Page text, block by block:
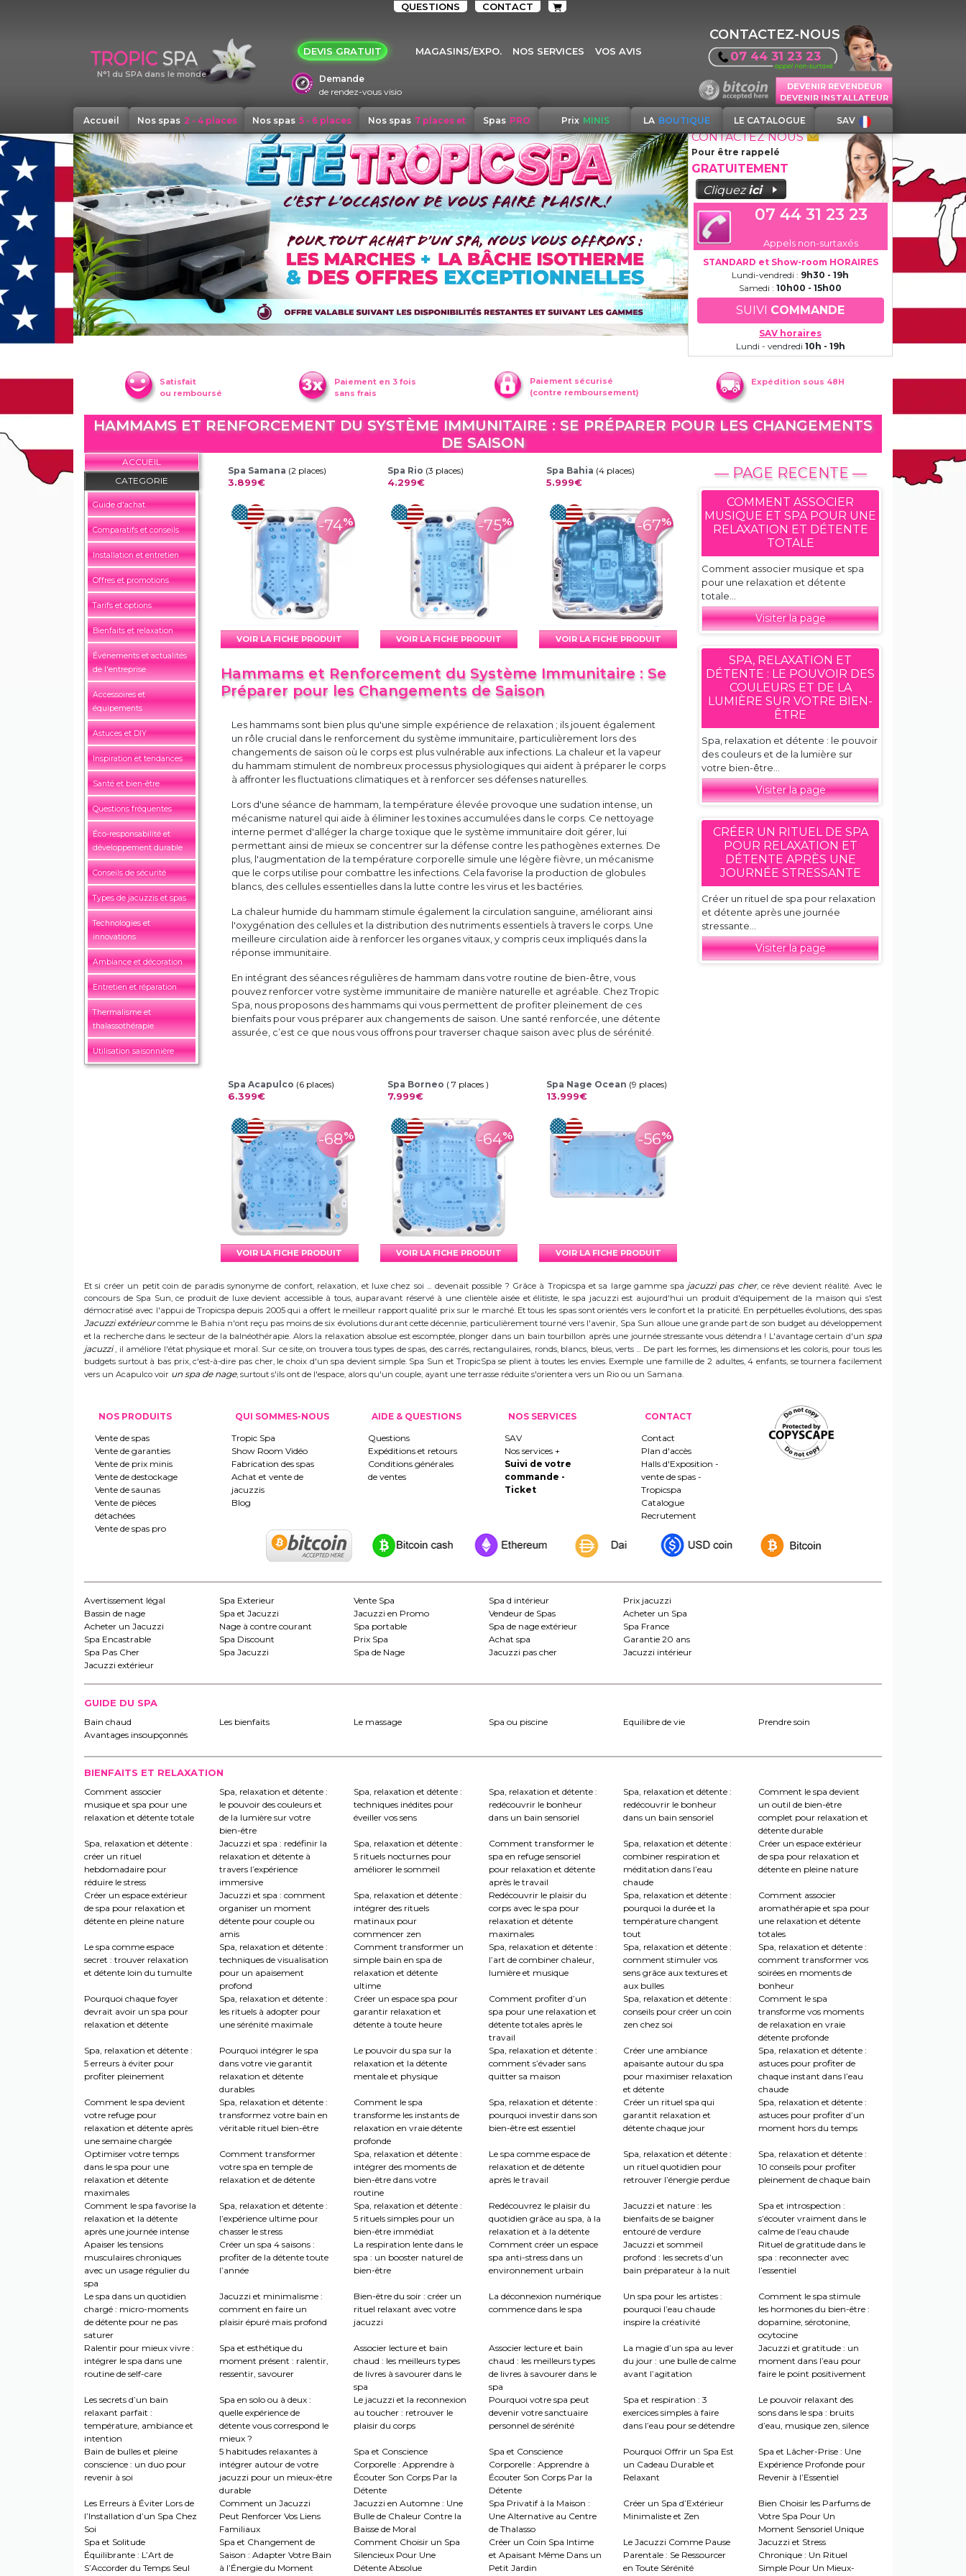
QUESTIONS CONTACT
N°1 du SPA dans le monde
DEVIS GRATUIT MAGASINS/EXPO. NOS SERVICES VOS AVIS
Demande
de rendez-vous visio
CONTACTEZ-NOUS
07 44 31 23 23
DEVENIR REVENDEUR
DEVENIR INSTALLATEUR
Accueil Nos spas 2 - 4 places Nos spas 5 - 6 places Nos spas 7 places et
+
Spas PRO Prix MINIS LA BOUTIQUE LE CATALOGUE SAV
CONTACTEZ NOUS
Pour être rappelé
GRATUITEMENT
Cliquezici
07 44 31 23 23
Appels non-surtaxés
STANDARD et Show-room HORAIRES
Lundi-vendredi : 9h30 - 19h
Samedi : 10h00 - 15h00
SUIVI COMMANDE
SAV horaires
Lundi - vendredi 10h - 19h
Satisfait
ou remboursé
Paiement en 3 fois
sans frais
Paiement sécurisé
(contre remboursement)
Expédition sous 48H
HAMMAMS ET RENFORCEMENT DU SYSTÈME IMMUNITAIRE : SE PRÉPARER POUR LES CHANGEMENTS
DE SAISON
ACCUEIL
CATEGORIE
Guide d'achat
Comparatifs et conseils
Installation et entretien
Offres et promotions
Tarifs et options
Bienfaits et relaxation
Événements et actualités
de l'entreprise
Accessoires et
équipements
Astuces et DIY
Inspiration et tendances
Santé et bien-être
Questions fréquentes
Éco-responsabilité et
développement durable
Conseils de sécurité
Types de jacuzzis et spas
Technologies et
innovations
Ambiance et décoration
Entretien et réparation
Thermalisme et
thalassothérapie
Utilisation saisonnière
Spa Samana (2 places)
3.899€
-74%
VOIR LA FICHE PRODUIT
Spa Rio (3 places)
4.299€
-75%
VOIR LA FICHE PRODUIT
Spa Bahia (4 places)
5.999€
-67%
VOIR LA FICHE PRODUIT
Hammams et Renforcement du Système Immunitaire : Se
Préparer pour les Changements de Saison
Les hammams sont bien plus qu'une simple expérience de relaxation ; ils jouent également
un rôle crucial dans le renforcement du système immunitaire, particulièrement lors des
changements de saison où le corps est plus vulnérable aux infections. La chaleur et la vapeur
du hammam stimulent de nombreux processus physiologiques qui aident à préparer le corps
à affronter les fluctuations climatiques et à renforcer ses défenses naturelles.
Lors d'une séance de hammam, la température élevée provoque une sudation intense, un
mécanisme naturel qui aide à éliminer les toxines accumulées dans le corps. Ce nettoyage
interne permet d'alléger la charge toxique que le système immunitaire doit gérer, lui
permettant ainsi de mieux se concentrer sur la défense contre les pathogènes externes. De
plus, l'augmentation de la température corporelle simule une légère fièvre, un mécanisme
que le corps utilise pour combattre les infections. Cela favorise la production de globules
blancs, des cellules essentielles dans la lutte contre les virus et les bactéries.
La chaleur humide du hammam stimule également la circulation sanguine, améliorant ainsi
l'oxygénation des cellules et la distribution des nutriments essentiels à travers le corps. Une
meilleure circulation aide à renforcer les organes vitaux, y compris ceux impliqués dans la
réponse immunitaire.
En intégrant des séances régulières de hammam dans votre routine de bien-être, vous
pouvez renforcer votre système immunitaire de manière naturelle et agréable. Chez Tropic
Spa, nous proposons des hammams qui vous permettent de profiter pleinement de ces
bienfaits pour vous préparer aux changements de saison. Une santé renforcée, une détente
assurée, c’est ce que nous vous offrons pour traverser chaque saison avec plus de sérénité.
Spa Acapulco (6 places)
6.399€
-68%
VOIR LA FICHE PRODUIT
Spa Borneo ( 7 places )
7.999€
-64%
VOIR LA FICHE PRODUIT
Spa Nage Ocean (9 places)
13.999€
-56%
VOIR LA FICHE PRODUIT
— PAGE RECENTE —
COMMENT ASSOCIER
MUSIQUE ET SPA POUR UNE
RELAXATION ET DÉTENTE
TOTALE
Comment associer musique et spa
pour une relaxation et détente
totale...
Visiter la page
SPA, RELAXATION ET
DÉTENTE : LE POUVOIR DES
COULEURS ET DE LA
LUMIÈRE SUR VOTRE BIEN-
ÊTRE
Spa, relaxation et détente : le pouvoir
des couleurs et de la lumière sur
votre bien-être...
Visiter la page
CRÉER UN RITUEL DE SPA
POUR RELAXATION ET
DÉTENTE APRÈS UNE
JOURNÉE STRESSANTE
Créer un rituel de spa pour relaxation
et détente après une journée
stressante...
Visiter la page
Et si créer un petit coin de paradis synonyme de confort, relaxation, et luxe chez soi ... devenait possible ? Grâce à Tropicspa et sa large gamme spa jacuzzi pas cher, ce rêve devient réalité. Avec le
concours de Spa Sun, ce produit de luxe devient accessible à tous, auparavant réservé à une clientèle aisée et élitiste, le spa jacuzzi est aujourd'hui un produit d'équipement de la maison qui s'est
démocratisé avec l'appui de Tropicspa depuis 2005 qui a offert le meilleur rapport qualité prix sur le marché. Et tous les spas sont orientés vers le confort et la praticité. En perpétuelles évolutions, des spas
Jacuzzi extérieurcomme le Bahia n'ont reçu pas moins de six évolutions durant cette décennie, particulièrement tourné vers l'avenir, Spa Sun alloue une grande part de son budget au développement
et la recherche dans le secteur de la balnéothérapie. Alors la relaxation absolue est escomptée, plonger dans un bain tourbillon après une journée stressante vous détendra ! L'avantage certain d'un spa
jacuzzi, il améliore l'état physique et moral. Sur ce site, on trouvera tous types de spas, des carrés, rectangulaires, ronds, blancs, bleus, verts ... De part les formes, les dimensions et les coloris, pour tous les
budgets surtout à bas prix, c'est-à-dire pas cher, le choix d'un spa devient simple. Spa Sun et TropicSpa se plient à toutes les envies. Exemple une famille de 2 adultes, 4 enfants, se tournera facilement
vers un Acapulco voir un spa de nage, surtout s'ils ont de l'espace, alors qu'un couple, ayant une terrasse réduite s'orientera vers un Rio ou un Samana.
NOS PRODUITS
Vente de spas
Vente de garanties
Vente de prix minis
Vente de destockage
Vente de saunas
Vente de pièces
détachées
Vente de spas pro
QUI SOMMES-NOUS
Tropic Spa
Show Room Vidéo
Fabrication des spas
Achat et vente de
jacuzzis
Blog
AIDE & QUESTIONS
Questions
Expéditions et retours
Conditions générales
de ventes
NOS SERVICES
SAV
Nos services +
Suivi de votre
commande -
Ticket
CONTACT
Contact
Plan d'accès
Halls d'Exposition -
vente de spas -
Tropicspa
Catalogue
Recrutement
Avertissement légal Spa Exterieur Vente Spa Spa d intérieur
Prix jacuzzi
Bassin de nage
Spa et Jacuzzi Jacuzzi en Promo Vendeur de Spas
Acheter un Spa
Acheter un Jacuzzi
Nage à contre courant Spa portable Spa de nage extérieur
Spa France
Spa Encastrable
Spa Discount Prix Spa Achat spa
Garantie 20 ans
Spa Pas Cher
Spa Jacuzzi Spa de Nage Jacuzzi pas cher
Jacuzzi intérieur
Jacuzzi extérieur
GUIDE DU SPA
Bain chaud Les bienfaits Le massage Spa ou piscine Equilibre de vie
Prendre soin
Avantages insoupçonnés
BIENFAITS ET RELAXATION
Comment associer
musique et spa pour une
relaxation et détente totale
Spa, relaxation et détente :
le pouvoir des couleurs et
de la lumière sur votre
bien-être
Spa, relaxation et détente :
techniques inédites pour
éveiller vos sens
Spa, relaxation et détente :
redécouvrir le bonheur
dans un bain sensoriel
Spa, relaxation et détente :
redécouvrir le bonheur
dans un bain sensoriel
Comment le spa devient
un outil de bien-être
complet pour relaxation et
détente durable
Spa, relaxation et détente :
créer un rituel
hebdomadaire pour
réduire le stress
Jacuzzi et spa : redéfinir la
relaxation et détente à
travers l’expérience
immersive
Spa, relaxation et détente :
5 rituels nocturnes pour
améliorer le sommeil
Comment transformer le
spa en refuge sensoriel
pour relaxation et détente
après le travail
Spa, relaxation et détente :
combiner respiration et
méditation dans l’eau
chaude
Créer un espace extérieur
de spa pour relaxation et
détente en pleine nature
Créer un espace extérieur
de spa pour relaxation et
détente en pleine nature
Jacuzzi et spa : comment
organiser un moment
détente pour couple ou
amis
Spa, relaxation et détente :
intégrer des rituels
matinaux pour
commencer zen
Redécouvrir le plaisir du
corps avec le spa pour
relaxation et détente
maximales
Spa, relaxation et détente :
pourquoi la durée et la
température changent
tout
Comment associer
aromathérapie et spa pour
une relaxation et détente
totales
Le spa comme espace
secret : trouver relaxation
et détente loin du tumulte
Spa, relaxation et détente :
techniques de visualisation
pour un apaisement
profond
Comment transformer un
simple bain en spa de
relaxation et détente
ultime
Spa, relaxation et détente :
l’art de combiner chaleur,
lumière et musique
Spa, relaxation et détente :
comment stimuler vos
sens grâce aux textures et
aux bulles
Spa, relaxation et détente :
comment transformer vos
soirées en moments de
bonheur
Pourquoi chaque foyer
devrait avoir un spa pour
relaxation et détente
Spa, relaxation et détente :
les rituels à adopter pour
une sérénité maximale
Créer un espace spa pour
garantir relaxation et
détente à toute heure
Comment profiter d’un
spa pour une relaxation et
détente totales après le
travail
Spa, relaxation et détente :
conseils pour créer un coin
zen chez soi
Comment le spa
transforme vos moments
de relaxation en vraie
détente profonde
Spa, relaxation et détente :
5 erreurs à éviter pour
profiter pleinement
Pourquoi intégrer le spa
dans votre vie garantit
relaxation et détente
durables
Le pouvoir du spa sur la
relaxation et la détente
mentale et physique
Spa, relaxation et détente :
comment s’évader sans
quitter sa maison
Créer une ambiance
apaisante autour du spa
pour maximiser relaxation
et détente
Spa, relaxation et détente :
astuces pour profiter de
chaque instant dans l’eau
chaude
Comment le spa devient
votre refuge pour
relaxation et détente après
une semaine chargée
Spa, relaxation et détente :
transformez votre bain en
véritable rituel bien-être
Comment le spa
transforme les instants de
relaxation en vraie détente
profonde
Spa, relaxation et détente :
pourquoi investir dans son
bien-être est essentiel
Créer un rituel spa qui
garantit relaxation et
détente chaque jour
Spa, relaxation et détente :
astuces pour profiter d’un
moment hors du temps
Optimiser votre temps
dans le spa pour une
relaxation et détente
maximales
Comment transformer
votre spa en temple de
relaxation et de détente
Spa, relaxation et détente :
intégrer des moments de
bien-être dans votre
routine
Le spa comme espace de
relaxation et de détente
après le travail
Spa, relaxation et détente :
un rituel quotidien pour
retrouver l’énergie perdue
Spa, relaxation et détente :
10 conseils pour profiter
pleinement de chaque bain
Comment le spa favorise la
relaxation et la détente
après une journée intense
Spa, relaxation et détente :
l’expérience ultime pour
chasser le stress
Spa, relaxation et détente :
5 rituels simples pour un
bien-être immédiat
Redécouvrez le plaisir du
quotidien grâce au spa, à la
relaxation et à la détente
Jacuzzi et nature : les
bienfaits de se baigner
entouré de verdure
Spa et introspection :
s’écouter vraiment dans le
calme de l’eau chaude
Apaiser les tensions
musculaires chroniques
avec un usage régulier du
spa
Créer un spa 4 saisons :
profiter de la détente toute
l’année
La respiration lente dans le
spa : un booster naturel de
bien-être
Comment créer un espace
spa anti-stress dans un
environnement urbain
Jacuzzi et sommeil
profond : les secrets d’un
bain préparateur à la nuit
Rituel de gratitude dans le
spa : reconnecter avec
l’essentiel
Le spa dans un quotidien
chargé : micro-moments
de détente pour ne pas
saturer
Jacuzzi et minimalisme :
comment en faire un
plaisir épuré mais profond
Bien-être du soir : créer un
rituel relaxant avec votre
jacuzzi
La déconnexion numérique
commence dans le spa
Un spa pour les artistes :
pourquoi l’eau chaude
inspire la créativité
Comment le spa stimule
les hormones du bien-être :
dopamine, sérotonine,
ocytocine
Ralentir pour mieux vivre :
intégrer le spa dans une
routine de self-care
Spa et esthétique du
moment présent : ralentir,
ressentir, savourer
Associer lecture et bain
chaud : les meilleurs types
de livres à savourer dans le
spa
Associer lecture et bain
chaud : les meilleurs types
de livres à savourer dans le
spa
La magie d’un spa au lever
du jour : une bulle de calme
avant l’agitation
Jacuzzi et gratitude : un
moment dans l’eau pour
faire le point positivement
Les secrets d’un bain
relaxant parfait :
température, ambiance et
intention
Spa en solo ou à deux :
quelle expérience de
détente vous correspond le
mieux ?
Le jacuzzi et la reconnexion
au toucher : retrouver le
plaisir du corps
Pourquoi votre spa peut
devenir votre sanctuaire
personnel de sérénité
Spa et respiration : 3
exercices simples à faire
dans l’eau pour se détendre
Le pouvoir relaxant des
sons dans le spa : bruits
d’eau, musique zen, silence
Bain de bulles et pleine
conscience : un duo pour
revenir à soi
5 habitudes relaxantes à
intégrer autour de votre
jacuzzi pour un mieux-être
durable
Spa et Conscience
Corporelle : Apprendre à
Écouter Son Corps Par la
Détente
Spa et Conscience
Corporelle : Apprendre à
Écouter Son Corps Par la
Détente
Pourquoi Offrir un Spa Est
un Cadeau Durable et
Relaxant
Spa et Lâcher-Prise : Une
Expérience Profonde pour
Revenir à l’Essentiel
Les Erreurs à Éviter Lors de
l’Installation d’un Spa Chez
Soi
Comment un Jacuzzi
Peut Renforcer Vos Liens
Familiaux
Jacuzzi en Automne : Une
Bulle de Chaleur Contre la
Baisse de Moral
Spa Privatif à la Maison :
Une Alternative au Centre
de Thalasso
Créer un Spa d’Extérieur
Minimaliste et Zen
Bien Choisir les Parfums de
Votre Spa Pour Un
Moment Sensoriel Unique
Spa et Solitude
Équilibrante : L’Art de
S’Accorder du Temps Seul
Spa et Changement de
Saison : Adapter Votre Bain
à l’Énergie du Moment
Comment Choisir un Spa
Silencieux Pour Une
Détente Absolue
Créer un Coin Spa Intime
et Apaisant Même Dans un
Petit Jardin
Le Jacuzzi Comme Pause
Parentale : Se Ressourcer
en Toute Sérénité
Jacuzzi et Stress
Chronique : Un Rituel
Simple Pour Un Mieux-